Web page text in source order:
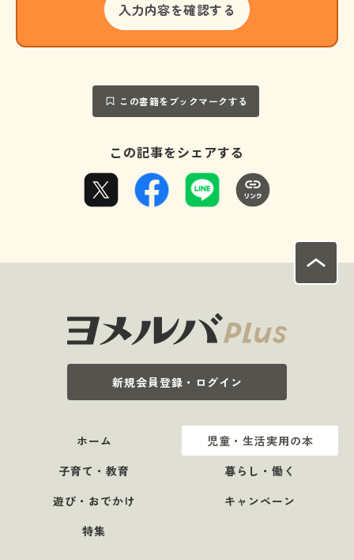
この書籍をブックマークする
この記事をシェアする
新規会員登録・ログイン
ホーム
児童・生活実用の本
子育て・教育
暮らし・働く
遊び・おでかけ
キャンペーン
特集